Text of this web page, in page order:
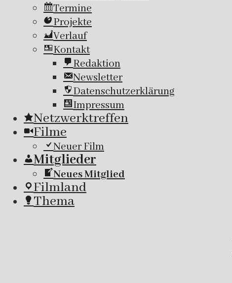
Termine
Projekte
Verlauf
Kontakt
Redaktion
Newsletter
Datenschutzerklärung
Impressum
Netzwerktreffen
Filme
Neuer Film
Mitglieder
Neues Mitglied
Filmland
Thema